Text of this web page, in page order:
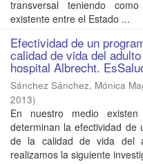
transversal teniendo
existente entre el Estado ...
Efectividad de un
calidad de vida del
hospital Albrecht.
Sánchez Sánchez, Mónica
2013)
En nuestro medio
determinan la efectividad
de la calidad de vida del
realizamos la siguiente